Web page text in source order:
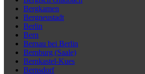
Bergkamen
Bergneustadt
Berlin
Bern
Bernau bei Berlin
Bernburg (Saale)
Bernkastel-Kues
Bernsdorf